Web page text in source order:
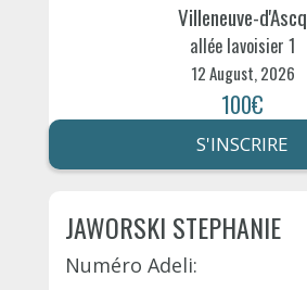
Villeneuve-d'Ascq
allée lavoisier 1
12 August, 2026
100€
S'INSCRIRE
JAWORSKI STEPHANIE
Numéro Adeli: